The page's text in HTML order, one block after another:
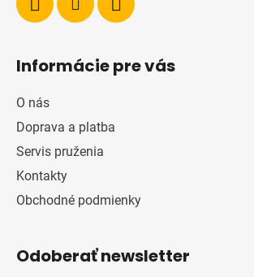
Informácie pre vás
O nás
Doprava a platba
Servis pruženia
Kontakty
Obchodné podmienky
Odoberať newsletter